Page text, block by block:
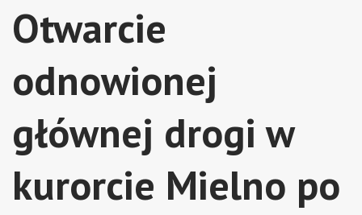
Otwarcie
odnowionej
głównej drogi w
kurorcie Mielno po